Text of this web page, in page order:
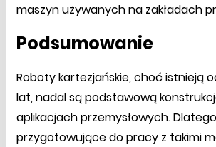
maszyn używanych na zakładach
Podsumowanie
Roboty kartezjańskie, choć istnieją
lat, nadal są podstawową
aplikacjach przemysłowych.
przygotowujące do pracy z takimi